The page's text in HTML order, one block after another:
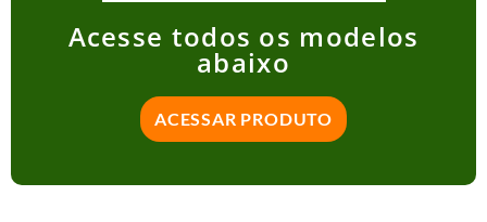
Acesse todos os modelos
abaixo
ACESSAR PRODUTO